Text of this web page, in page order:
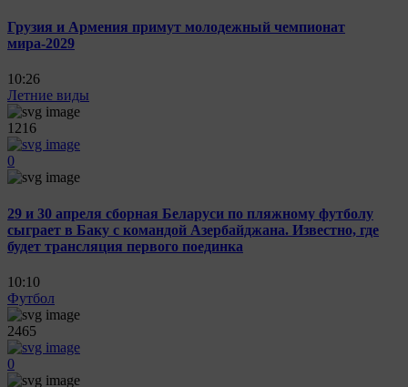
Грузия и Армения примут молодежный чемпионат
мира-2029
10:26
Летние виды
1216
0
29 и 30 апреля сборная Беларуси по пляжному футболу
сыграет в Баку с командой Азербайджана. Известно, где
будет трансляция первого поединка
10:10
Футбол
2465
0